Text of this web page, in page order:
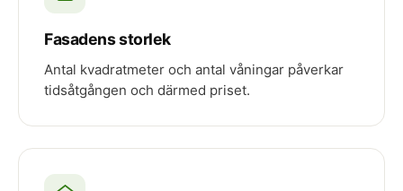
Fasadens storlek
Antal kvadratmeter och antal våningar påverkar
tidsåtgången och därmed priset.